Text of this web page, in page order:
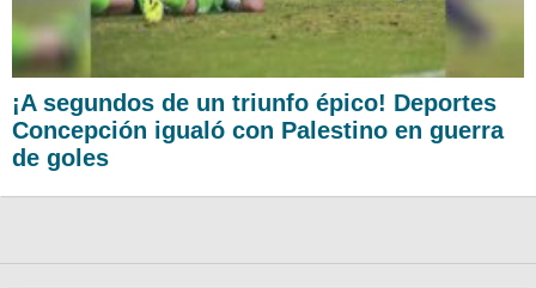
¡A segundos de un triunfo épico! Deportes
Concepción igualó con Palestino en guerra
de goles